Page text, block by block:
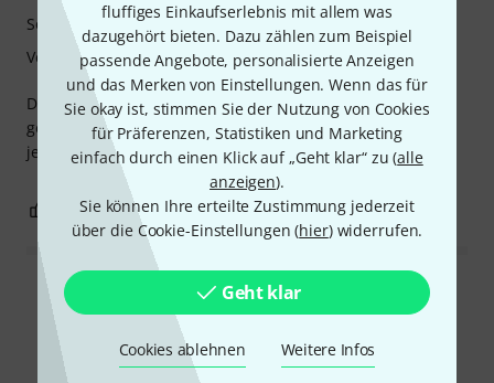
fluffiges Einkaufserlebnis mit allem was
dazugehört bieten. Dazu zählen zum Beispiel
passende Angebote, personalisierte Anzeigen
und das Merken von Einstellungen. Wenn das für
Sie okay ist, stimmen Sie der Nutzung von Cookies
für Präferenzen, Statistiken und Marketing
einfach durch einen Klick auf „Geht klar“ zu (alle
anzeigen).
Sie können Ihre erteilte Zustimmung jederzeit
über die Cookie-Einstellungen (hier) widerrufen.
Geht klar
Cookies ablehnen Weitere Infos
Die Klangschale hat einen tollen Klang ob geklopft oder
gerieben. Die Verarbeitung lässt keine Wünsche offen
jedoch könnte die Optik verbessert werden.
Sound
Verarbeitung
0 BEWERTUNG MELDEN
Alle Bewertungen lesen